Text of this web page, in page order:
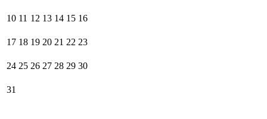
10 11 12 13 14 15 16
17 18 19 20 21 22 23
24 25 26 27 28 29 30
31